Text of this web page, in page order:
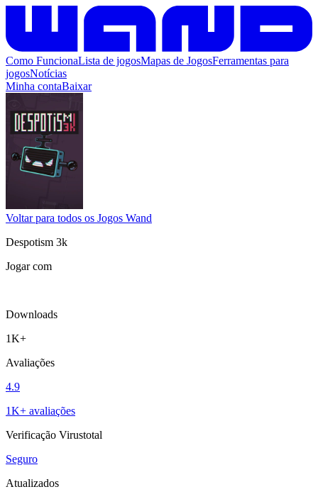
Como FuncionaLista de jogosMapas de JogosFerramentas para
jogosNotícias
Minha contaBaixar
Voltar para todos os Jogos Wand
Despotism 3k
Jogar com
Downloads
1K+
Avaliações
4.9
1K+ avaliações
Verificação Virustotal
Seguro
Atualizados